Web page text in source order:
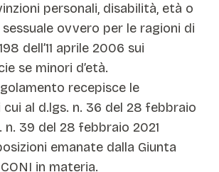
personali, disabilità, età o
ovvero per le ragioni di
dell’11 aprile 2006 sui
se minori d’età.
recepisce le
al d.lgs. n. 36 del 28 febbraio
n. 39 del 28 febbraio 2021
emanate dalla Giunta
in materia.